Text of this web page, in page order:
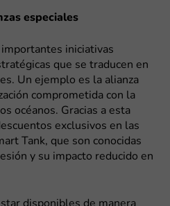
especiales
iniciativas
que se traducen en
Un ejemplo es la alianza
comprometida con la
océanos. Gracias a esta
exclusivos en las
Tank, que son conocidas
y su impacto reducido en